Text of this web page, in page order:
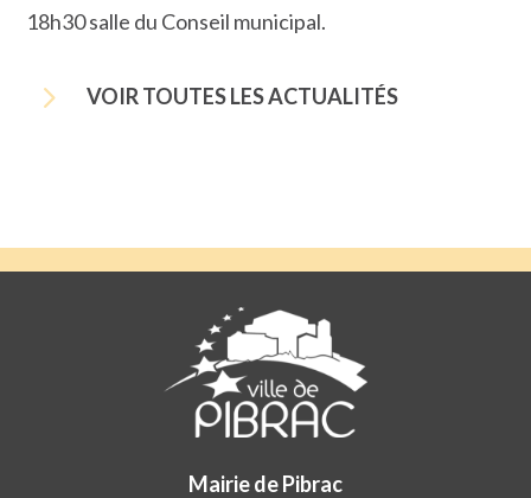
18h30 salle du Conseil municipal.
5 VOIR TOUTES LES ACTUALITÉS
Mairie de Pibrac